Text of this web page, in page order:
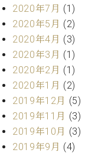
わ
せ
ア
ー
テ
ィ
ス
ト
カ
ス
2020年7月 (1)
2020年5月 (2)
2020年4月 (3)
2020年3月 (1)
2020年2月 (1)
2020年1月 (2)
2019年12月 (5)
2019年11月 (3)
2019年10月 (3)
2019年9月 (4)